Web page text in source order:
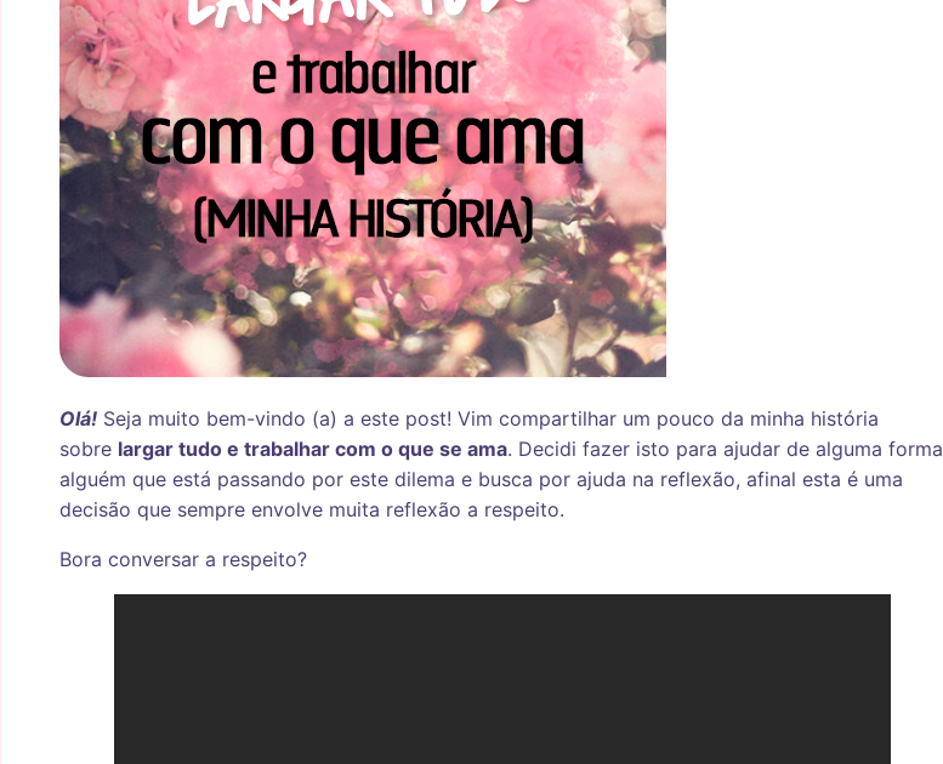
Olá! Seja muito bem-vindo (a) a este post! Vim compartilhar um pouco da minha história
sobre largar tudo e trabalhar com o que se ama. Decidi fazer isto para ajudar de alguma forma
alguém que está passando por este dilema e busca por ajuda na reflexão, afinal esta é uma
decisão que sempre envolve muita reflexão a respeito.
Bora conversar a respeito?